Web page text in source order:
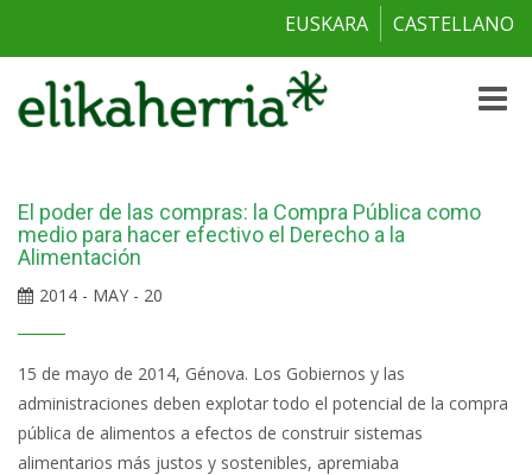
EUSKARA CASTELLANO
Toggle
El poder de las compras: la Compra Pública como
medio para hacer efectivo el Derecho a la
Alimentación
2014 - MAY - 20
15 de mayo de 2014, Génova. Los Gobiernos y las
administraciones deben explotar todo el potencial de la compra
pública de alimentos a efectos de construir sistemas
alimentarios más justos y sostenibles, apremiaba